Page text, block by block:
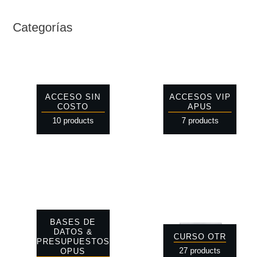
Categorías
ACCESO SIN
COSTO
10 products
ACCESOS VIP
APUS
7 products
BASES DE
DATOS &
PRESUPUESTOS
OPUS
CURSO OTR
27 products